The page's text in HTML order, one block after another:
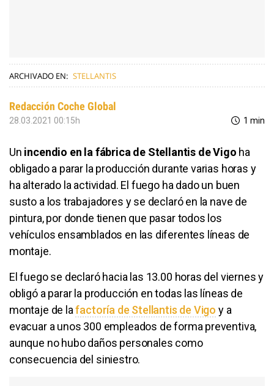
ARCHIVADO EN: STELLANTIS
Redacción Coche Global
28.03.2021 00:15h 1 min
Un incendio en la fábrica de Stellantis de Vigo ha
obligado a parar la producción durante varias horas y
ha alterado la actividad. El fuego ha dado un buen
susto a los trabajadores y se declaró en la nave de
pintura, por donde tienen que pasar todos los
vehículos ensamblados en las diferentes líneas de
montaje.
El fuego se declaró hacia las 13.00 horas del viernes y
obligó a parar la producción en todas las líneas de
montaje de lafactoría de Stellantis de Vigo y a
evacuar a unos 300 empleados de forma preventiva,
aunque no hubo daños personales como
consecuencia del siniestro.